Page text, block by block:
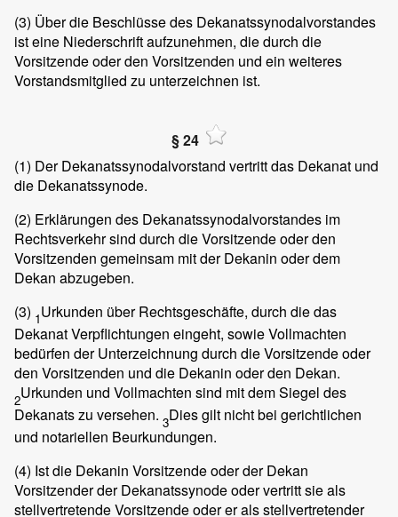
(3) Über die Beschlüsse des Dekanatssynodalvorstandes
ist eine Niederschrift aufzunehmen, die durch die
Vorsitzende oder den Vorsitzenden und ein weiteres
Vorstandsmitglied zu unterzeichnen ist.
§ 24
(1) Der Dekanatssynodalvorstand vertritt das Dekanat und
die Dekanatssynode.
(2) Erklärungen des Dekanatssynodalvorstandes im
Rechtsverkehr sind durch die Vorsitzende oder den
Vorsitzenden gemeinsam mit der Dekanin oder dem
Dekan abzugeben.
(3) 1Urkunden über Rechtsgeschäfte, durch die das
Dekanat Verpflichtungen eingeht, sowie Vollmachten
bedürfen der Unterzeichnung durch die Vorsitzende oder
den Vorsitzenden und die Dekanin oder den Dekan.
2Urkunden und Vollmachten sind mit dem Siegel des
Dekanats zu versehen. 3Dies gilt nicht bei gerichtlichen
und notariellen Beurkundungen.
(4) Ist die Dekanin Vorsitzende oder der Dekan
Vorsitzender der Dekanatssynode oder vertritt sie als
stellvertretende Vorsitzende oder er als stellvertretender